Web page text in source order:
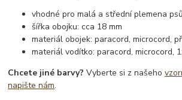
vhodné pro malá a střední plemena psů
šířka obojku: cca 18 mm
materiál obojek: paracord, microcord,
materiál vodítko: paracord, microcord,
Chcete jiné barvy? Vyberte si z našeho
napište nám.